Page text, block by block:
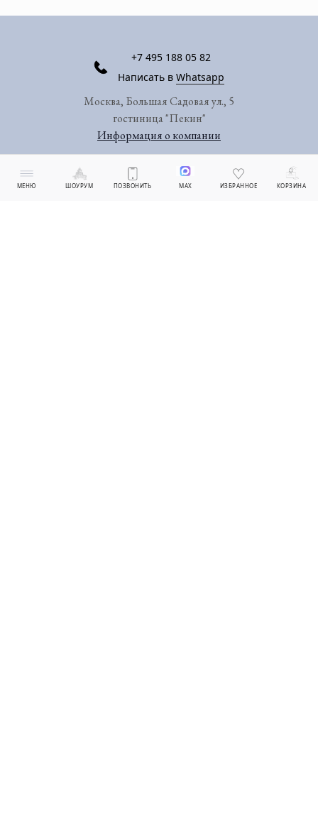
МЕНЮ ШОУРУМ ПОЗВОНИТЬ MAX ИЗБРАННОЕ КОРЗИНА
+7 495 188 05 82
Написать в Whatsapp
Москва, Большая Садовая ул., 5
гостиница "Пекин"
Информация о компании